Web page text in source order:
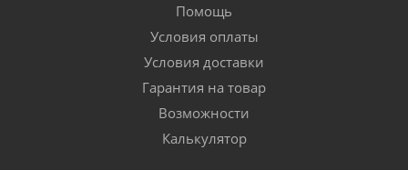
Помощь
Условия оплаты
Условия доставки
Гарантия на товар
Возможности
Калькулятор